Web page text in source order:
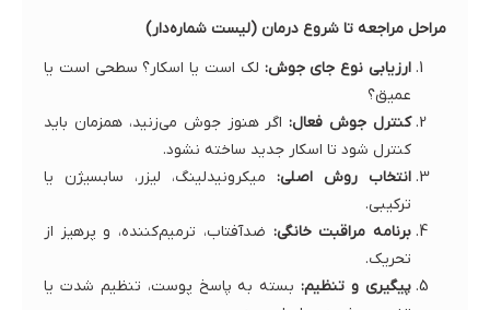
مراحل مراجعه تا شروع درمان (لیست شماره‌دار)
ارزیابی نوع جای جوش: لک است یا اسکار؟ سطحی است یا
عمیق؟
کنترل جوش فعال:اگر هنوز جوش می‌زنید، همزمان باید
کنترل شود تا اسکار جدید ساخته نشود.
انتخاب روش اصلی: میکرونیدلینگ، لیزر، سابسیژن یا
ترکیبی.
برنامه مراقبت خانگی: ضدآفتاب، ترمیم‌کننده، و پرهیز از
تحریک.
پیگیری و تنظیم:بسته به پاسخ پوست، تنظیم شدت یا